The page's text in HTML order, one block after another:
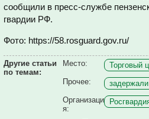
сообщили в пресс-службе
гвардии РФ.
Фото: https://58.rosguard.gov.ru/
Другие статьи
по темам:
Место:
Торговый
Прочее:
Организаци
я: